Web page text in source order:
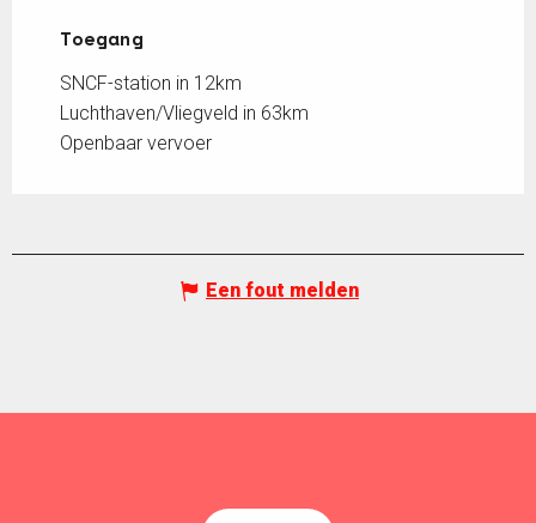
Toegang
Toegang
SNCF-station in 12km
Luchthaven/Vliegveld in 63km
Openbaar vervoer
Een fout melden